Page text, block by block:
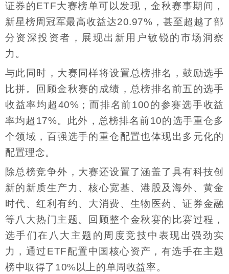
证券的ETF大赛榜单可以发现，金秋赛事期间，
新星榜周冠军最高收益达20.97%，甚至超越了部
分资深投资者，展现出新用户敏锐的市场洞察
力。
与此同时，大赛同样将设置总榜排名，鼓励选手
比拼。回顾金秋赛的成绩，总榜排名前五的选手
收益率均超40%；而排名前100的参赛选手收益
率均超17%。此外，总榜排名前10的选手重仓多
个领域，百强选手的重仓配置也体现出多元化的
配置理念。
除总榜竞争外，大赛还设置了涵盖了具有科技创
新的新质生产力、核心宽基、港股及海外、黄金
时代、红利有约、大消费、生物医药、证券金融
等八大热门主题。回顾整个金秋赛的比赛过程，
选手们在八大主题的周度竞技中表现出强劲实
力，通过ETF配置中国核心资产，有选手在主题
榜中取得了10%以上的单周收益率。